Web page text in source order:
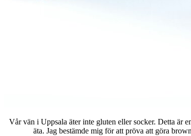
Vår vän i Uppsala äter inte gluten eller socker. Detta är
äta. Jag bestämde mig för att pröva att göra